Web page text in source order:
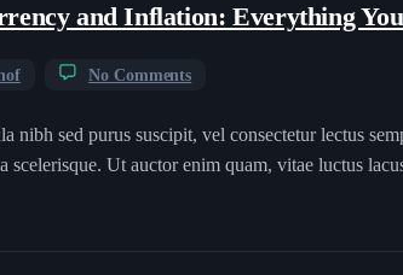
and Inflation: Everything
No Comments
nibh sed purus suscipit, vel consectetur lectus
scelerisque. Ut auctor enim quam, vitae luctus